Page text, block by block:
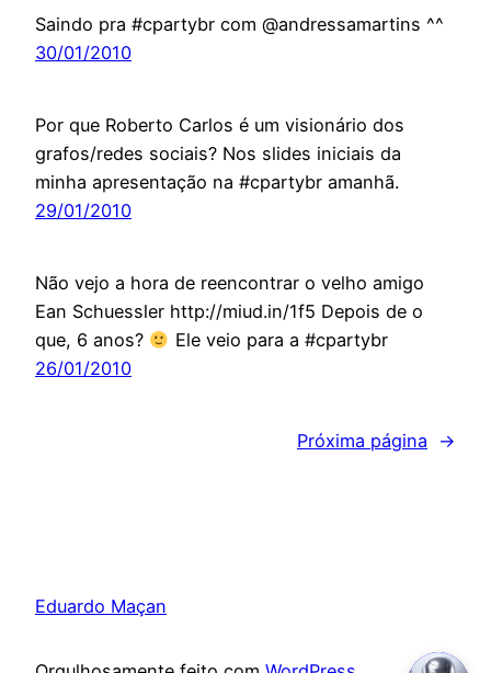
Saindo pra #cpartybr com @andressamartins ^^
30/01/2010
Por que Roberto Carlos é um visionário dos
grafos/redes sociais? Nos slides iniciais da
minha apresentação na #cpartybr amanhã.
29/01/2010
Não vejo a hora de reencontrar o velho amigo
Ean Schuessler http://miud.in/1f5 Depois de o
que, 6 anos?
Ele veio para a #cpartybr
26/01/2010
Próxima página →
Eduardo Maçan